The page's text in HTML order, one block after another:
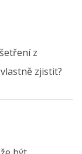
z
zjistit?